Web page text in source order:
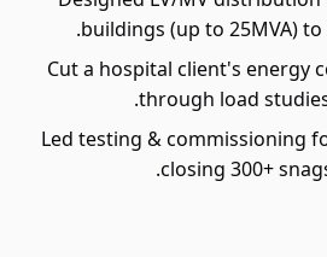
buildings (up to 25MVA) to
Cut a hospital client's energy
through load
Led testing & commissioning
closing 300+